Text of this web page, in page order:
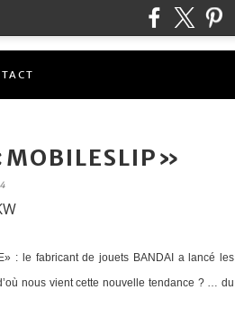
: le fabricant de jouets BANDAI a lancé les
nous vient cette nouvelle tendance ? … du